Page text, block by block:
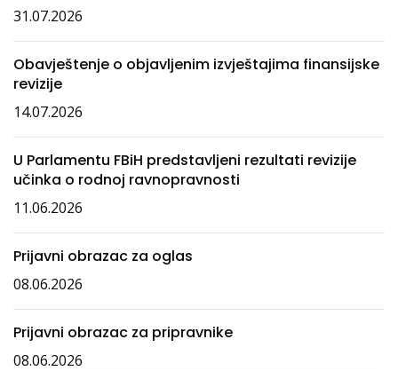
31.07.2026
Obavještenje o objavljenim izvještajima finansijske
revizije
14.07.2026
U Parlamentu FBiH predstavljeni rezultati revizije
učinka o rodnoj ravnopravnosti
11.06.2026
Prijavni obrazac za oglas
08.06.2026
Prijavni obrazac za pripravnike
08.06.2026